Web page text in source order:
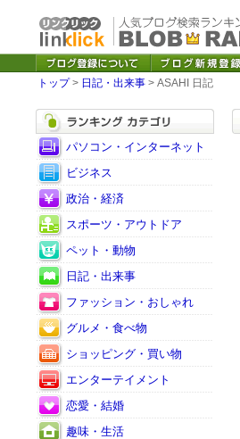
トップ> 日記・出来事 > ASAHI 日記
パソコン・インターネット
ビジネス
政治・経済
スポーツ・アウトドア
ペット・動物
日記・出来事
ファッション・おしゃれ
グルメ・食べ物
ショッピング・買い物
エンターテイメント
恋愛・結婚
趣味・生活